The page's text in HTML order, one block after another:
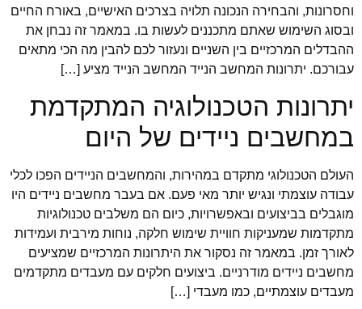
וחסרונות, והבחירה הנכונה תלויה בצרכים האישיים, באורח החיים
ובסוג השימוש שאתם מתכננים לעשות בו. במאמר זה נבחן את
ההבדלים המרכזיים בין השניים ונעזור לכם להבין מה הכי מתאים
עבורכם. יתרונות המחשב הנייד המחשב הנייד מציע […]
יתרונות הטכנולוגיה המתקדמת
במחשבים ניידים של היום
העולם הטכנולוגי מתקדם במהירות, והמחשבים הניידים הפכו לכלי
עבודה עוצמתי ונגיש יותר מאי פעם. אם בעבר מחשבים ניידים היו
מוגבלים בביצועים ובאפשרויות, כיום הם משלבים טכנולוגיות
מתקדמות שמעניקות חוויית שימוש חלקה, נוחות מירבית ועמידות
לאורך זמן. במאמר זה נסקור את היתרונות המרכזיים שמציעים
מחשבים ניידים מודרניים. ביצועים חלקים עם מעבדים מתקדמים
מעבדים עוצמתיים, כמו מעבדי […]